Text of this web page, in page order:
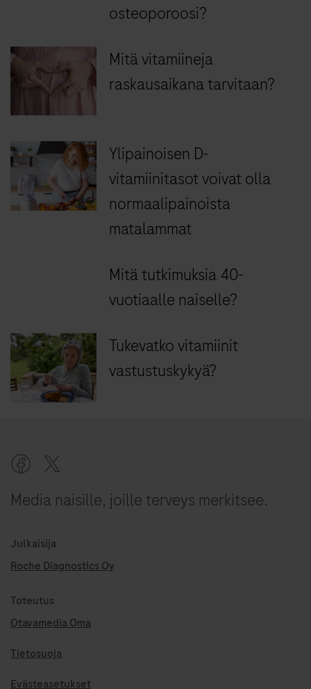
osteoporoosi?
Mitä vitamiineja
raskausaikana tarvitaan?
Ylipainoisen D-
vitamiinitasot voivat olla
normaalipainoista
matalammat
Mitä tutkimuksia 40-
vuotiaalle naiselle?
Tukevatko vitamiinit
vastustuskykyä?
Media naisille, joille terveys merkitsee.
Julkaisija
Roche Diagnostics Oy
Toteutus
Otavamedia Oma
Tietosuoja
Evästeasetukset